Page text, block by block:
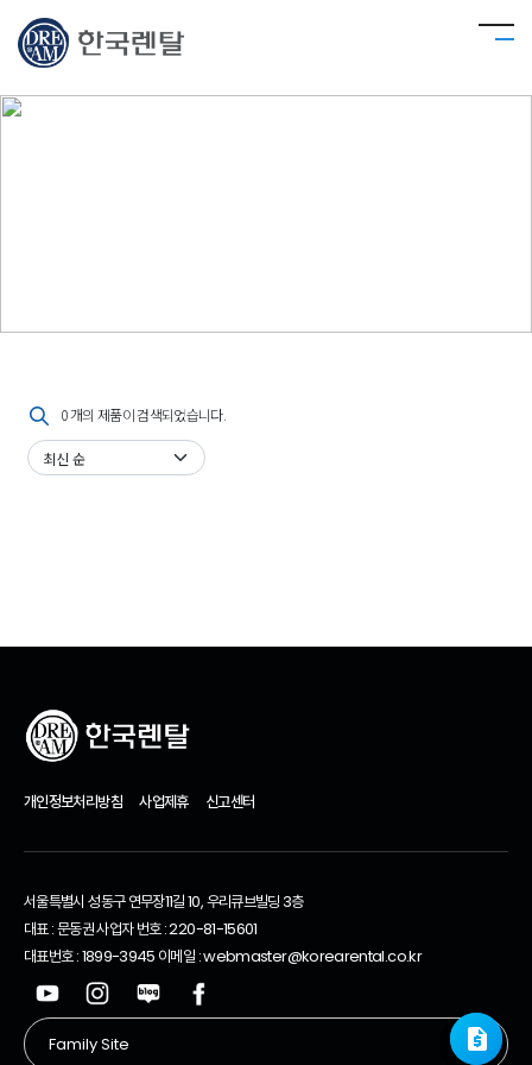
request_quote
0 개의 제품이 검색되었습니다.
request_quote
개인정보처리방침 사업제휴 신고센터
서울특별시 성동구 연무장11길 10, 우리큐브빌딩 3층
대표 : 문동권 사업자 번호 : 220-81-15601
대표번호 : 1899-3945 이메일 : webmaster@korearental.co.kr